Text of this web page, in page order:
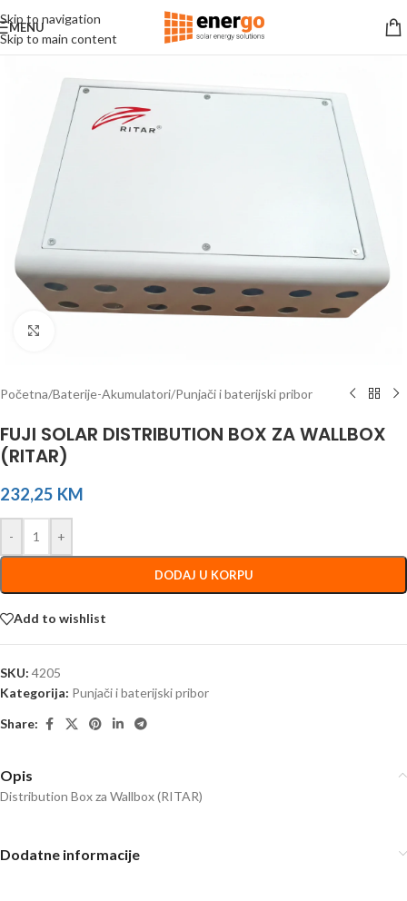
Skip to navigation
Skip to main content
MENU
Početna/Baterije-Akumulatori/Punjači i baterijski pribor
FUJI SOLAR DISTRIBUTION BOX ZA WALLBOX
(RITAR)
232,25 KM
- +
DODAJ U KORPU
Add to wishlist
SKU: 4205
Kategorija: Punjači i baterijski pribor
Share:
Opis
Distribution Box za Wallbox (RITAR)
Dodatne informacije